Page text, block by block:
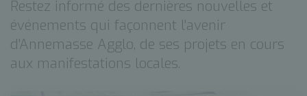
Restez informé des dernières nouvelles et
événements qui façonnent l'avenir
d'Annemasse Agglo, de ses projets en cours
aux manifestations locales.